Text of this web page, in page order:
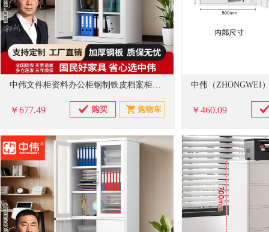
中伟文件柜资料办公柜钢制铁皮档案柜储物柜通体玻璃文件柜（加厚款） 0.6mm厚 850*390mm*1800（长*宽*高）
￥677.49 ￥460.09